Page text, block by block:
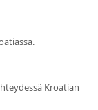
Kroatian